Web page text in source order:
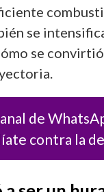
se
se
de
contra la